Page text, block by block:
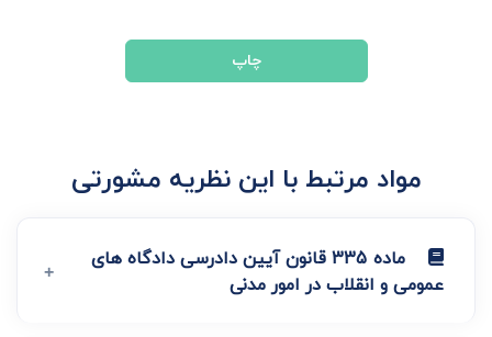
چاپ
مواد مرتبط با این نظریه مشورتی
ماده 335 قانون آیین دادرسی دادگاه های
عمومی و انقلاب در امور مدنی